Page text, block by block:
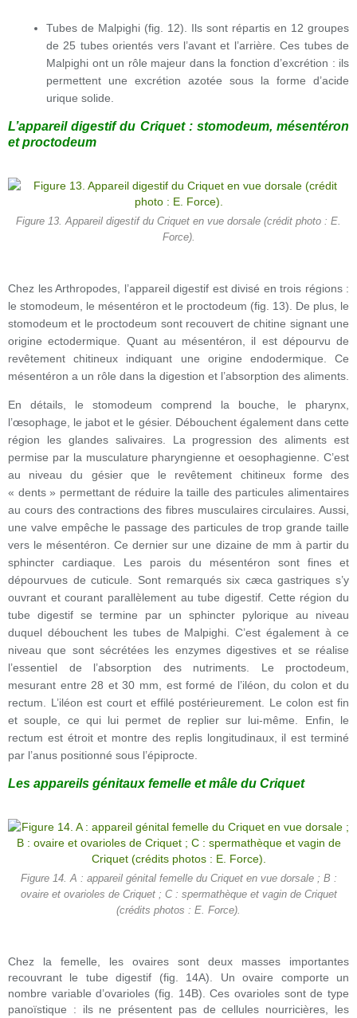
Tubes de Malpighi (fig. 12). Ils sont répartis en 12 groupes
de 25 tubes orientés vers l’avant et l’arrière. Ces tubes de
Malpighi ont un rôle majeur dans la fonction d’excrétion : ils
permettent une excrétion azotée sous la forme d’acide
urique solide.
L’appareil digestif du Criquet : stomodeum, mésentéron
et proctodeum
Figure 13. Appareil digestif du Criquet en vue dorsale (crédit photo : E.
Force).
Chez les Arthropodes, l’appareil digestif est divisé en trois régions :
le stomodeum, le mésentéron et le proctodeum (fig. 13). De plus, le
stomodeum et le proctodeum sont recouvert de chitine signant une
origine ectodermique. Quant au mésentéron, il est dépourvu de
revêtement chitineux indiquant une origine endodermique. Ce
mésentéron a un rôle dans la digestion et l’absorption des aliments.
En détails, le stomodeum comprend la bouche, le pharynx,
l’œsophage, le jabot et le gésier. Débouchent également dans cette
région les glandes salivaires. La progression des aliments est
permise par la musculature pharyngienne et oesophagienne. C’est
au niveau du gésier que le revêtement chitineux forme des
« dents » permettant de réduire la taille des particules alimentaires
au cours des contractions des fibres musculaires circulaires. Aussi,
une valve empêche le passage des particules de trop grande taille
vers le mésentéron. Ce dernier sur une dizaine de mm à partir du
sphincter cardiaque. Les parois du mésentéron sont fines et
dépourvues de cuticule. Sont remarqués six cæca gastriques s’y
ouvrant et courant parallèlement au tube digestif. Cette région du
tube digestif se termine par un sphincter pylorique au niveau
duquel débouchent les tubes de Malpighi. C’est également à ce
niveau que sont sécrétées les enzymes digestives et se réalise
l’essentiel de l’absorption des nutriments. Le proctodeum,
mesurant entre 28 et 30 mm, est formé de l’iléon, du colon et du
rectum. L’iléon est court et effilé postérieurement. Le colon est fin
et souple, ce qui lui permet de replier sur lui-même. Enfin, le
rectum est étroit et montre des replis longitudinaux, il est terminé
par l’anus positionné sous l’épiprocte.
Les appareils génitaux femelle et mâle du Criquet
Figure 14. A : appareil génital femelle du Criquet en vue dorsale ; B :
ovaire et ovarioles de Criquet ; C : spermathèque et vagin de Criquet
(crédits photos : E. Force).
Chez la femelle, les ovaires sont deux masses importantes
recouvrant le tube digestif (fig. 14A). Un ovaire comporte un
nombre variable d’ovarioles (fig. 14B). Ces ovarioles sont de type
panoïstique : ils ne présentent pas de cellules nourricières, les